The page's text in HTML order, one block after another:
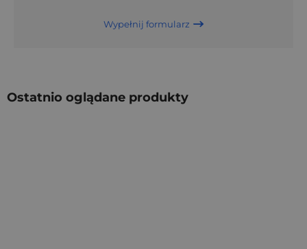
Wypełnij formularz
Ostatnio oglądane produkty